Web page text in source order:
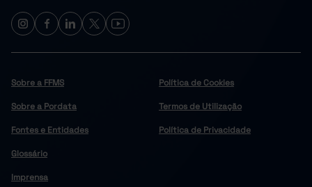
Sobre a FFMS
Sobre a Pordata
Fontes e Entidades
Glossário
Imprensa
Política de Cookies
Termos de Utilização
Política de Privacidade